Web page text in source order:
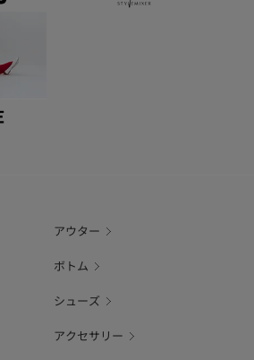
アウター
ボトム
シューズ
アクセサリー